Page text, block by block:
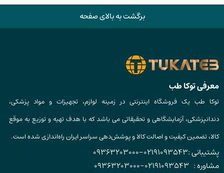
برگشت به بالای صفحه
معرفی توکا طب
توکا طب یک فروشگاه اینترنتی در زمینه لوازم، تجهیزات و مواد پزشکی،
دندانپزشکی، آزمایشگاهی و تحقیقاتی می باشد که با هدف تهیه و توزیع به موقع
کالا، تضمین کیفیت و اصالت کالا و پوشش‌دهی سراسر ایران راه‌اندازی شده است.
پشتیبانی :02191093543
-
09363203000
مشاوره : 02191093543
-
09363203000